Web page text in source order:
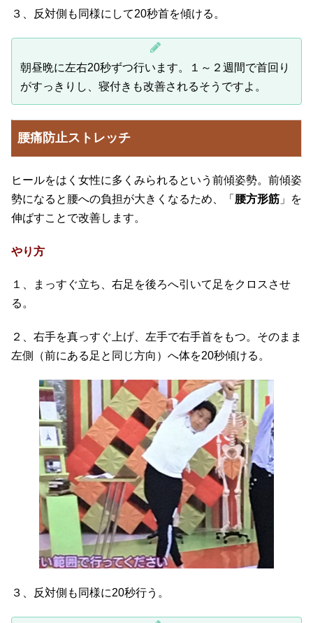
３、反対側も同様にして20秒首を傾ける。
朝昼晩に左右20秒ずつ行います。１～２週間で首回り
がすっきりし、寝付きも改善されるそうですよ。
腰痛防止ストレッチ
ヒールをはく女性に多くみられるという前傾姿勢。前傾姿
勢になると腰への負担が大きくなるため、「 腰方形筋 」を
伸ばすことで改善します。
やり方
１、まっすぐ立ち、右足を後ろへ引いて足をクロスさせ
る。
２、右手を真っすぐ上げ、左手で右手首をもつ。そのまま
左側（前にある足と同じ方向）へ体を20秒傾ける。
３、反対側も同様に20秒行う。